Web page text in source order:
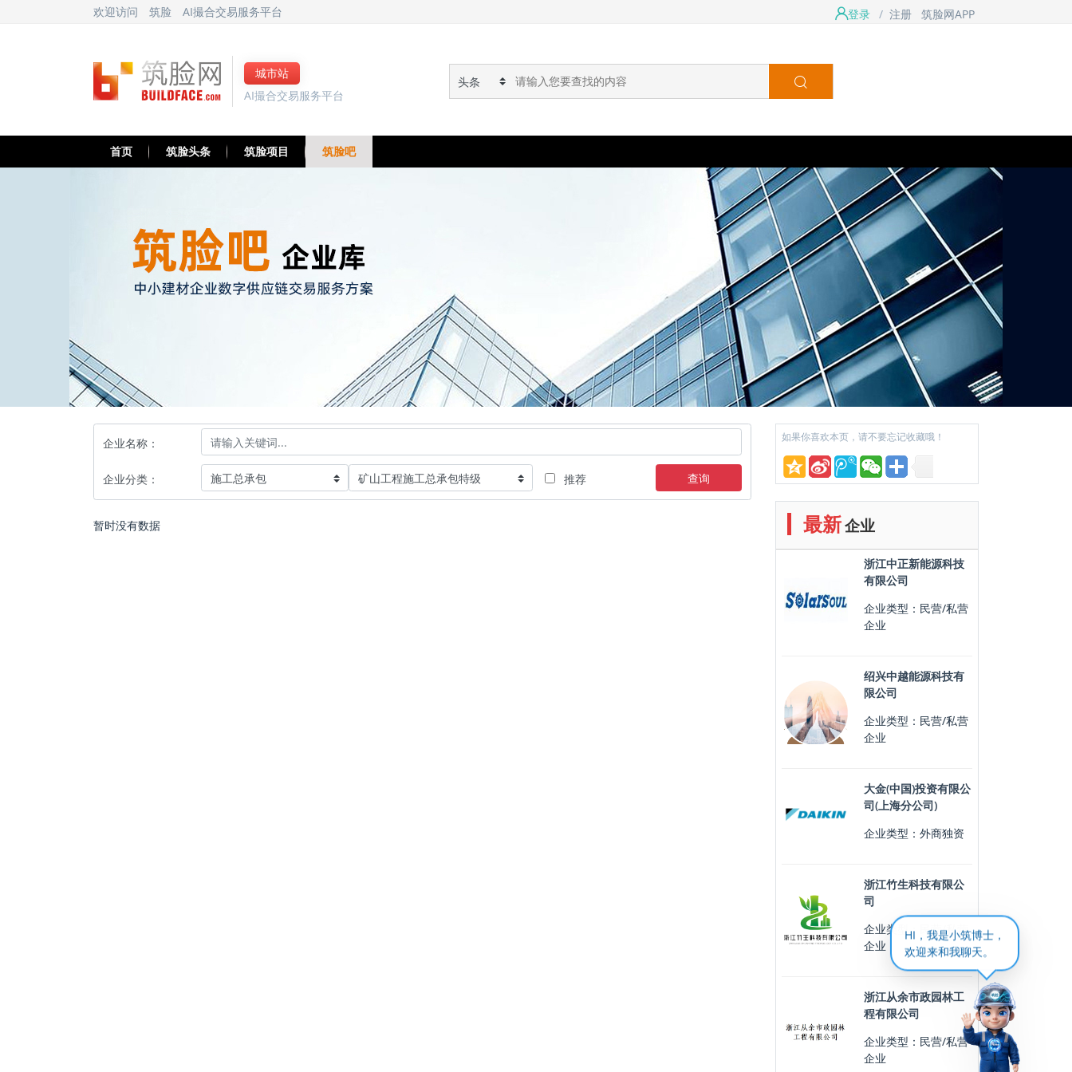
HI，我是小筑博士，
欢迎来和我聊天。
欢迎访问 筑脸 AI撮合交易服务平台 登录 / 注册 筑脸网APP
城市站
AI撮合交易服务平台
首页 筑脸头条 筑脸项目 筑脸吧
企业名称：
企业分类： 推荐 查询
暂时没有数据
如果你喜欢本页，请不要忘记收藏哦！
最新企业
浙江中正新能源科技
有限公司
企业类型：民营/私营
企业
绍兴中越能源科技有
限公司
企业类型：民营/私营
企业
大金(中国)投资有限公
司(上海分公司)
企业类型：外商独资
浙江竹生科技有限公
司
企业类型：民营/私营
企业
浙江从余市政园林工
程有限公司
企业类型：民营/私营
企业